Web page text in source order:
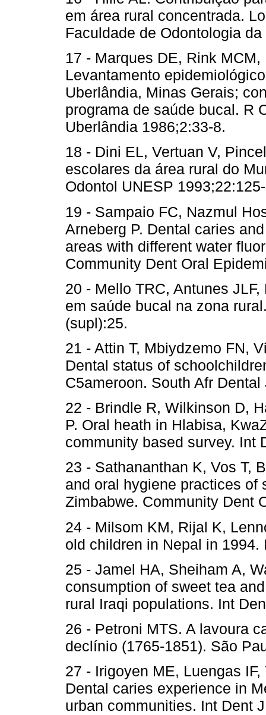
em área rural concentrada.
Faculdade de Odontologia
17 - Marques DE, Rink
Levantamento
Uberlândia, Minas Gerais;
programa de saúde bucal. R
Uberlândia 1986;2:33-8.
18 - Dini EL, Vertuan V,
escolares da área rural do
Odontol UNESP
19 - Sampaio FC, Nazmul
Arneberg P. Dental caries
areas with different water
Community Dent Oral
20 - Mello TRC, Antunes
em saúde bucal na zona
(supl):25.
21 - Attin T, Mbiydzemo FN,
Dental status of
C5ameroon. South Afr
22 - Brindle R, Wilkinson D,
P. Oral heath in Hlabisa,
community based survey. Int
23 - Sathananthan K, Vos T,
and oral hygiene practices of
Zimbabwe. Community Dent
24 - Milsom KM, Rijal K,
old children in Nepal in
25 - Jamel HA, Sheiham A,
consumption of sweet tea
rural Iraqi populations. Int
26 - Petroni MTS. A lavoura
declínio (1765-1851). São
27 - Irigoyen ME, Luengas
Dental caries experience in
urban communities. Int Dent